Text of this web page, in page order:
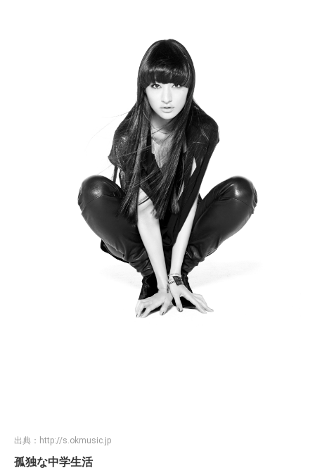
出典： http://s.okmusic.jp
孤独な中学生活